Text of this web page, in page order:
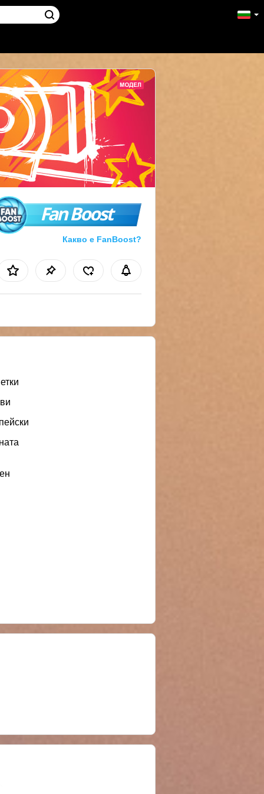
Fan Boost
Какво е FanBoost?